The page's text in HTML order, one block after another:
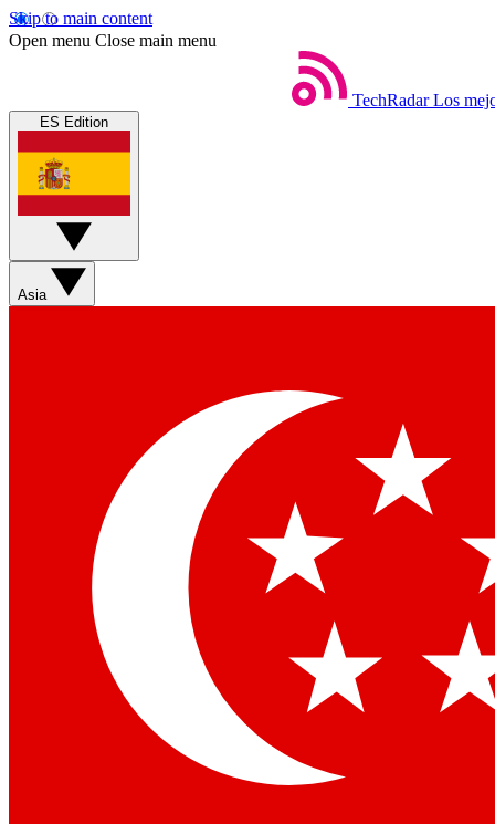
Skip to main content
Open menu Close main menu
TechRadar Los
ES Edition
Asia